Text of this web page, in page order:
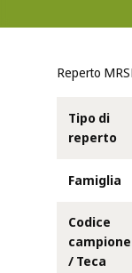
Reperto
Tipo di
reperto
Famiglia
Codice
campione
/ Teca